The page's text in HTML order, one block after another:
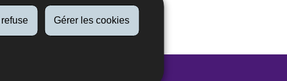
Gérer les cookies
Linkedin